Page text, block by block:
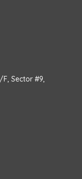
F, Sector #9,